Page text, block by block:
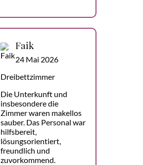
Faik
24 Mai 2026
Dreibettzimmer
Die Unterkunft und
insbesondere die
Zimmer waren makellos
sauber. Das Personal war
hilfsbereit,
lösungsorientiert,
freundlich und
zuvorkommend.